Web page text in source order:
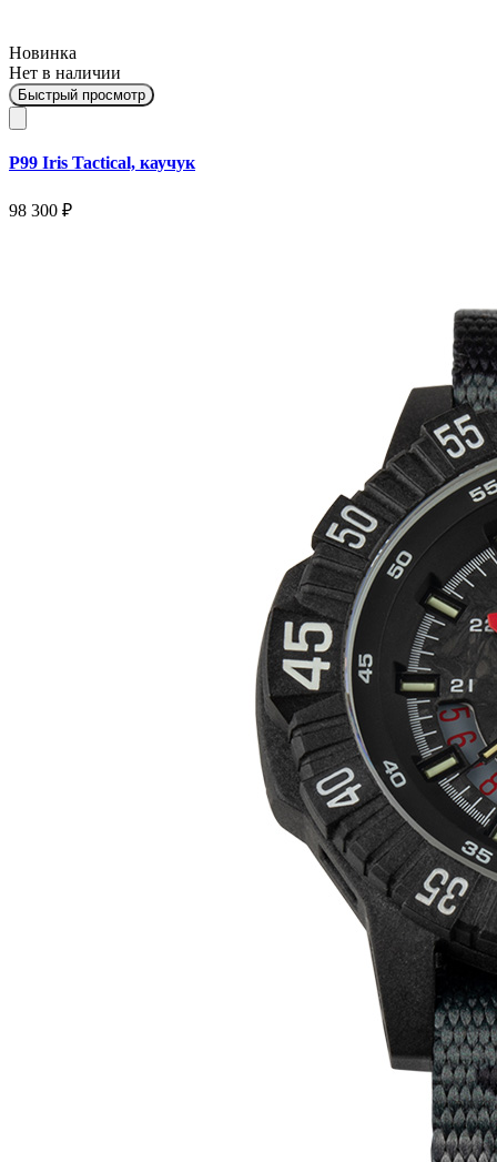
Новинка
Нет в наличии
Быстрый просмотр
P99 Iris Tactical, каучук
98 300 ₽